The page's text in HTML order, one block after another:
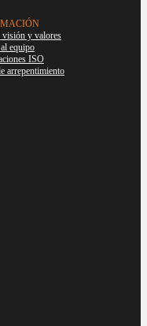
y valores
equipo
ISO
arrepentimiento